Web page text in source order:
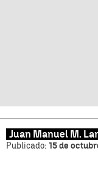
Juan Manuel M.
Publicado: 15 de